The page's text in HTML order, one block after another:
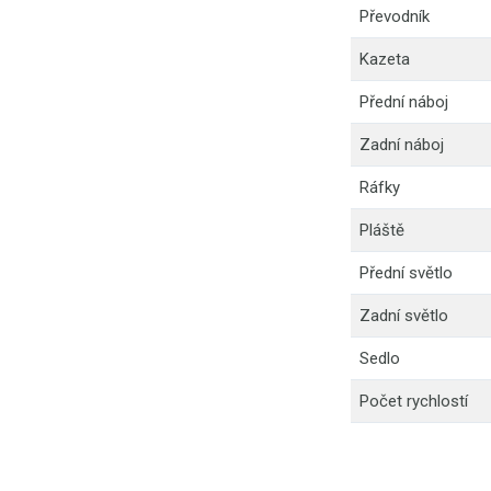
Převodník
Kazeta
Přední náboj
Zadní náboj
Ráfky
Pláště
Přední světlo
Zadní světlo
Sedlo
Počet rychlostí